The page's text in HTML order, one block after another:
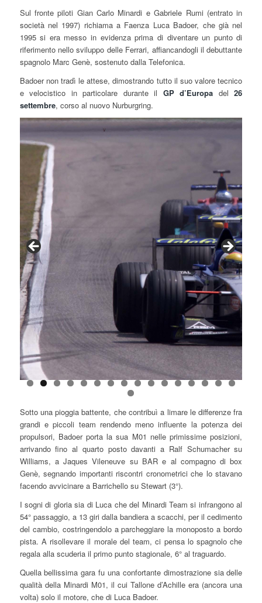
Sul fronte piloti Gian Carlo Minardi e Gabriele Rumi (entrato in
società nel 1997) richiama a Faenza Luca Badoer, che già nel
1995 si era messo in evidenza prima di diventare un punto di
riferimento nello sviluppo delle Ferrari, affiancandogli il debuttante
spagnolo Marc Genè, sostenuto dalla Telefonica.
Badoer non tradì le attese, dimostrando tutto il suo valore tecnico
e velocistico in particolare durante il GP d’Europa del26
settembre, corso al nuovo Nurburgring.
Sotto una pioggia battente, che contribuì a limare le differenze fra
grandi e piccoli team rendendo meno influente la potenza dei
propulsori, Badoer porta la sua M01 nelle primissime posizioni,
arrivando fino al quarto posto davanti a Ralf Schumacher su
Williams, a Jaques Vileneuve su BAR e al compagno di box
Genè, segnando importanti riscontri cronometrici che lo stavano
facendo avvicinare a Barrichello su Stewart (3°).
I sogni di gloria sia di Luca che del Minardi Team si infrangono al
54° passaggio, a 13 giri dalla bandiera a scacchi, per il cedimento
del cambio, costringendolo a parcheggiare la monoposto a bordo
pista. A risollevare il morale del team, ci pensa lo spagnolo che
regala alla scuderia il primo punto stagionale, 6° al traguardo.
Quella bellissima gara fu una confortante dimostrazione sia delle
qualità della Minardi M01, il cui Tallone d’Achille era (ancora una
volta) solo il motore, che di Luca Badoer.